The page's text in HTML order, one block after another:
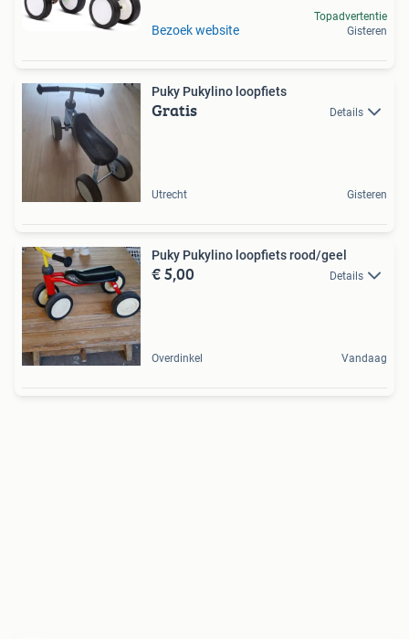
Bezoek website
Topadvertentie
Gisteren
Puky Pukylino loopfiets
Gratis Details
Utrecht Gisteren
Puky Pukylino loopfiets rood/geel
€ 5,00 Details
Overdinkel Vandaag